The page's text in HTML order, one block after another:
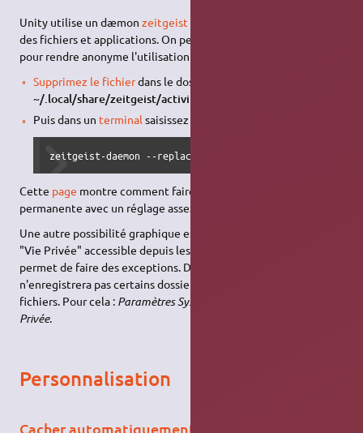
Unity utilise un dæmonzeitgeist
des fichiers et applications. On peut vouloir effacer ce journal
pour rendre anonyme l'utilisation de l'ordinateur :
Supprimez le fichierdans le dossier caché
~/.local/share/zeitgeist/activity.sqlite
Puis dans un terminal saisissez :
zeitgeist-daemon --replace
Cette page montre comment faire ceci de manière
permanente avec un réglage assez fin.
Une autre possibilité graphique est l'utilisation de l'application
"Vie Privée" accessible depuis les
permet de faire des exceptions. De cette façon, zeitgeist
n'enregistrera pas certains dossiers ou certains types de
fichiers. Pour cela : Paramètres Système → Personnel → Vie
Privée.
Personnalisation
Cacher automatiquement la barre des lanceurs